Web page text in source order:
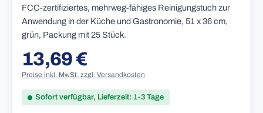
FCC-zertifiziertes, mehrweg-fähiges Reinigungstuch zur
Anwendung in der Küche und Gastronomie, 51 x 36 cm,
grün, Packung mit 25 Stück.
Regulärer Preis:
13,69 €
Preise inkl. MwSt. zzgl. Versandkosten
Sofort verfügbar, Lieferzeit: 1-3 Tage